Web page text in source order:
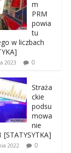
m
PRM
powia
tu
w liczbach
2023 0
Straża
ckie
podsu
mowa
nie
[STATYSYTKA]
2022 0